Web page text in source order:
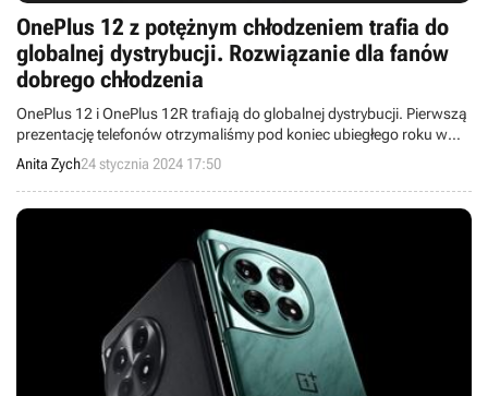
OnePlus 12 z potężnym chłodzeniem trafia do
globalnej dystrybucji. Rozwiązanie dla fanów
dobrego chłodzenia
OnePlus 12 i OnePlus 12R trafiają do globalnej dystrybucji. Pierwszą
prezentację telefonów otrzymaliśmy pod koniec ubiegłego roku w
Chinach.
Anita Zych24 stycznia 2024 17:50